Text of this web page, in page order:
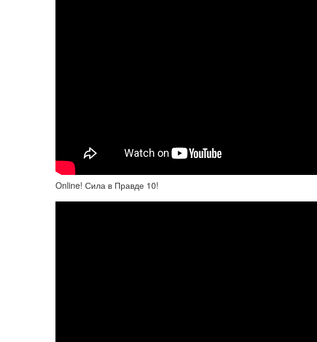
Online! Сила в Правде 10!